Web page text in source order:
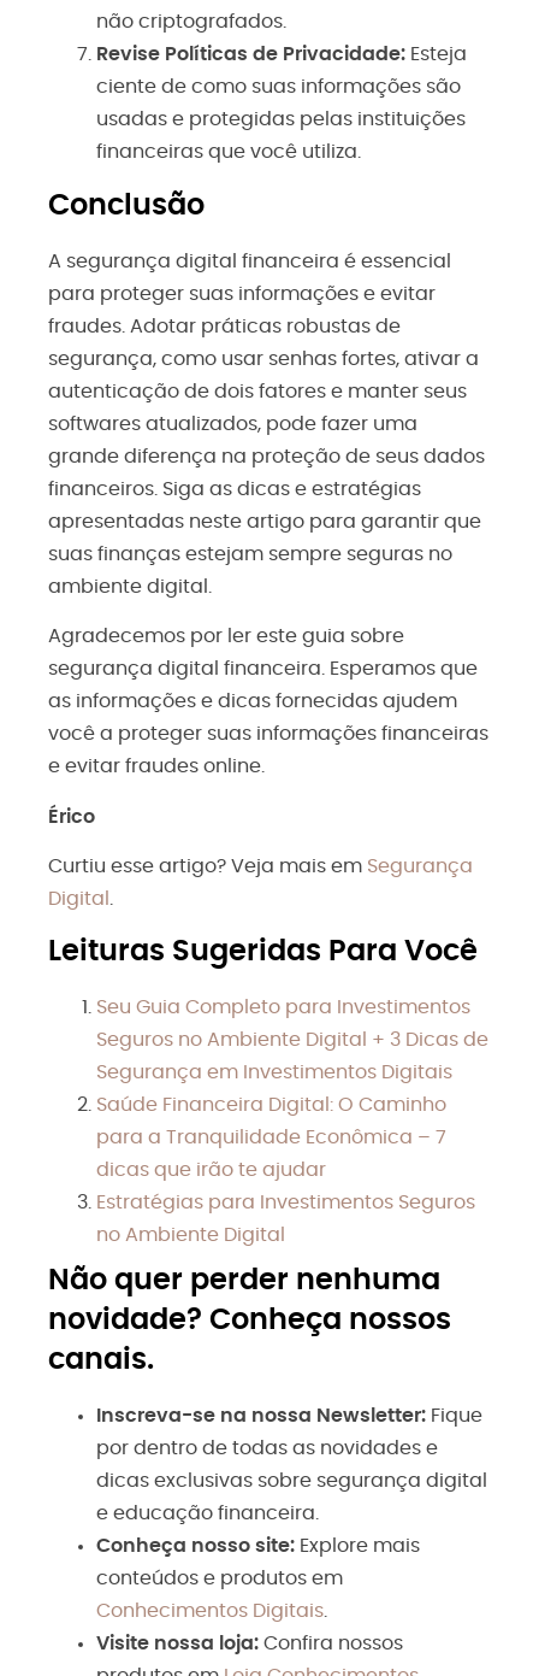
não criptografados.
Revise Políticas de Privacidade: Esteja
ciente de como suas informações são
usadas e protegidas pelas instituições
financeiras que você utiliza.
Conclusão
A segurança digital financeira é essencial
para proteger suas informações e evitar
fraudes. Adotar práticas robustas de
segurança, como usar senhas fortes, ativar a
autenticação de dois fatores e manter seus
softwares atualizados, pode fazer uma
grande diferença na proteção de seus dados
financeiros. Siga as dicas e estratégias
apresentadas neste artigo para garantir que
suas finanças estejam sempre seguras no
ambiente digital.
Agradecemos por ler este guia sobre
segurança digital financeira. Esperamos que
as informações e dicas fornecidas ajudem
você a proteger suas informações financeiras
e evitar fraudes online.
Érico
Curtiu esse artigo? Veja mais em Segurança
Digital
Leituras Sugeridas Para Você
Seu Guia Completo para Investimentos
Seguros no Ambiente Digital + 3 Dicas de
Segurança em Investimentos Digitais
Saúde Financeira Digital: O Caminho
para a Tranquilidade Econômica – 7
dicas que irão te ajudar
Estratégias para Investimentos Seguros
no Ambiente Digital
Não quer perder nenhuma
novidade? Conheça nossos
canais.
Inscreva-se na nossa Newsletter: Fique
por dentro de todas as novidades e
dicas exclusivas sobre segurança digital
e educação financeira.
Conheça nosso site: Explore mais
conteúdos e produtos em
Conhecimentos Digitais.
Visite nossa loja: Confira nossos